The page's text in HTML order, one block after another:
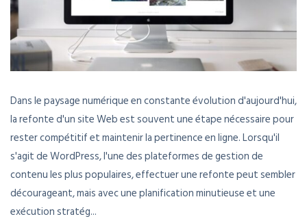
Dans le paysage numérique en constante évolution d'aujourd'hui,
la refonte d'un site Web est souvent une étape nécessaire pour
rester compétitif et maintenir la pertinence en ligne. Lorsqu'il
s'agit de WordPress, l'une des plateformes de gestion de
contenu les plus populaires, effectuer une refonte peut sembler
décourageant, mais avec une planification minutieuse et une
exécution stratég...